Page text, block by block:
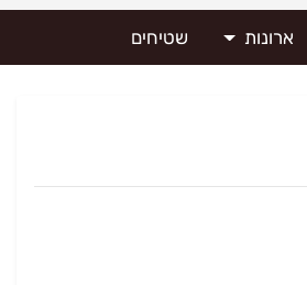
ארונות שטיחים